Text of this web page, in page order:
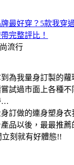
最好穿？5款我穿
完整評比！
流行
為我量身訂製的
試過市面上各種不
…
訂做的連身塑身
品以後，最最推
刻就有好體態!!